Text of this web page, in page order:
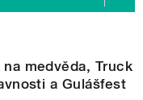
medvěda, Truck
a Gulášfest